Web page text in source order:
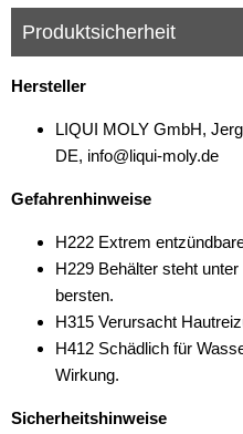
Produktsicherheit
Hersteller
LIQUI MOLY GmbH,
DE, info@liqui-moly.de
Gefahrenhinweise
H222 Extrem
H229 Behälter steht
bersten.
H315 Verursacht
H412 Schädlich für
Wirkung.
Sicherheitshinweise